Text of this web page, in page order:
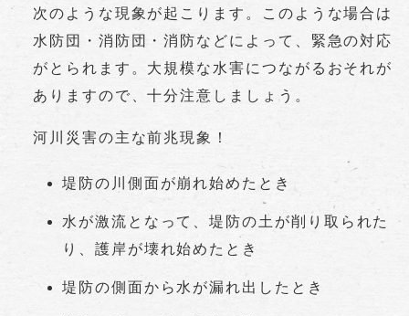
次のような現象が起こります。このような場合は
水防団・消防団・消防などによって、緊急の対応
がとられます。大規模な水害につながるおそれが
ありますので、十分注意しましょう。
河川災害の主な前兆現象！
堤防の川側面が崩れ始めたとき
水が激流となって、堤防の土が削り取られた
り、護岸が壊れ始めたとき
堤防の側面から水が漏れ出したとき